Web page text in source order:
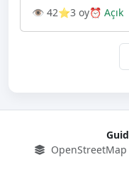
👁 42⭐3 oy⏰ Açık
OpenStreetMap